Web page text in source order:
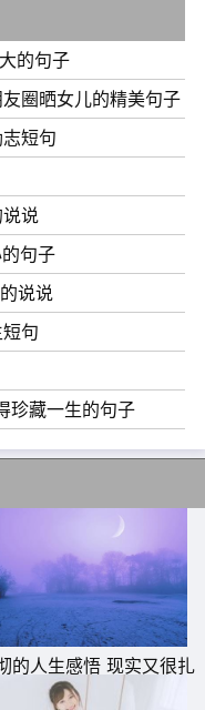
你的心上人，一起走
有谁，更不勉强留住
最后的人。
今天的路，过当下的
出，不要一厢情愿去
亮，圈子不同，不必强
时的，真正掌握在自己
资本，愿你的每一天都
的句子
圈晒女儿的精美句子
短句
说
句子
说说
句
珍藏一生的句子
的人生感悟 现实又很扎
心的句子